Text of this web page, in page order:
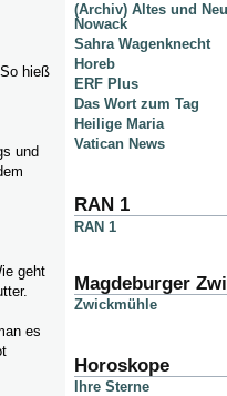
hieß
und
geht
es
(Archiv) Altes und
Nowack
Sahra Wagenknecht
Horeb
ERF Plus
Das Wort zum Tag
Heilige Maria
Vatican News
RAN 1
RAN 1
Magdeburger
Zwickmühle
Horoskope
Ihre Sterne